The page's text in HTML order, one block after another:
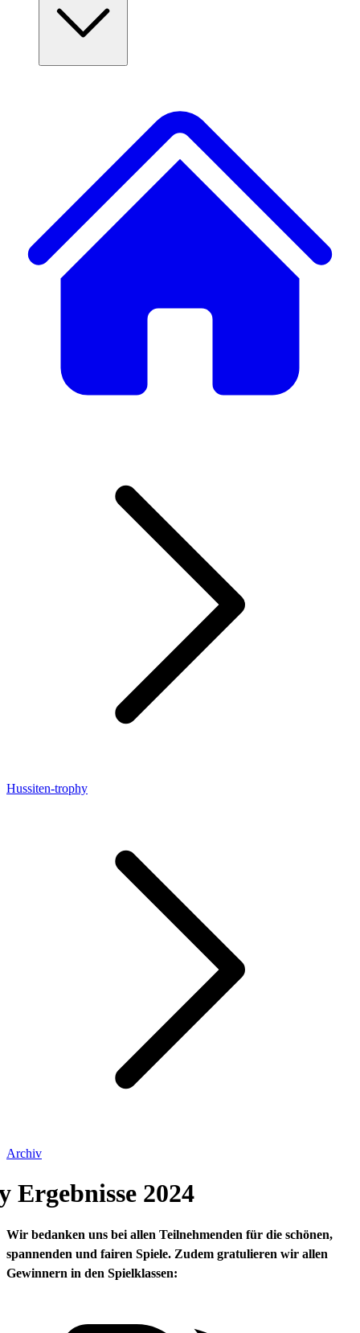
Hussiten-trophy
Archiv
Ergebnisse 2024
Wir bedanken uns bei allen Teilnehmenden für die schönen,
spannenden und fairen Spiele. Zudem gratulieren wir allen
Gewinnern in den Spielklassen: